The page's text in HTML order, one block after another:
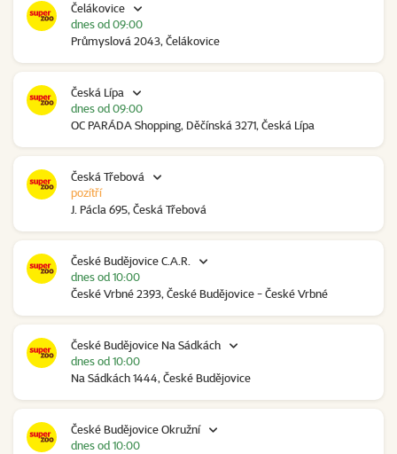
Čelákovice
Průmyslová 2043, Čelákovice
dnes od 09:00
Česká Lípa
OC PARÁDA Shopping, Děčínská 3271, Česká Lípa
dnes od 09:00
Česká Třebová
J. Pácla 695, Česká Třebová
pozítří
České Budějovice C.A.R.
České Vrbné 2393, České Budějovice - České Vrbné
dnes od 10:00
České Budějovice Na Sádkách
Na Sádkách 1444, České Budějovice
dnes od 10:00
České Budějovice Okružní
dnes od 10:00